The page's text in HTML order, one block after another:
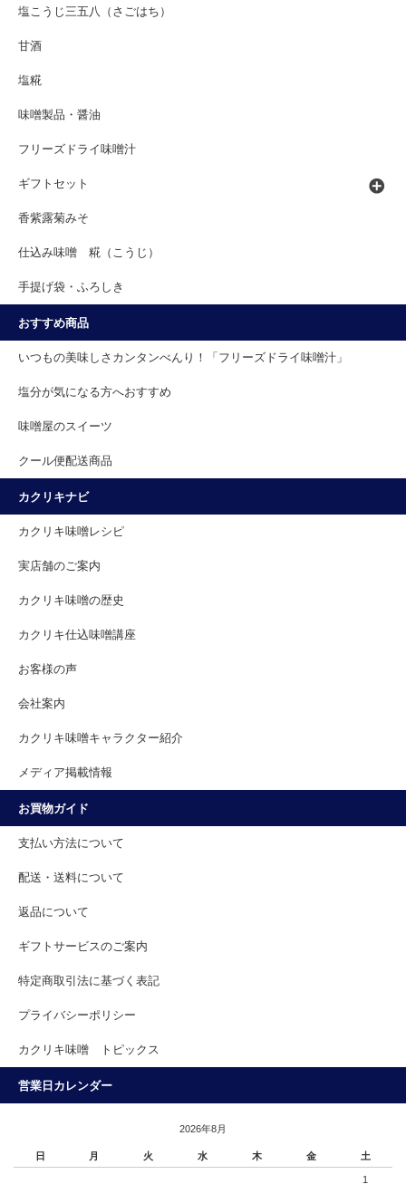
塩こうじ三五八（さごはち）
甘酒
塩糀
味噌製品・醤油
フリーズドライ味噌汁
ギフトセット
香紫露菊みそ
仕込み味噌 糀（こうじ）
手提げ袋・ふろしき
おすすめ商品
いつもの美味しさカンタンべんり！「フリーズドライ味噌汁」
塩分が気になる方へおすすめ
味噌屋のスイーツ
クール便配送商品
カクリキナビ
カクリキ味噌レシピ
実店舗のご案内
カクリキ味噌の歴史
カクリキ仕込味噌講座
お客様の声
会社案内
カクリキ味噌キャラクター紹介
メディア掲載情報
お買物ガイド
支払い方法について
配送・送料について
返品について
ギフトサービスのご案内
特定商取引法に基づく表記
プライバシーポリシー
カクリキ味噌 トピックス
営業日カレンダー
2026年8月
日 月 火 水 木 金 土
1